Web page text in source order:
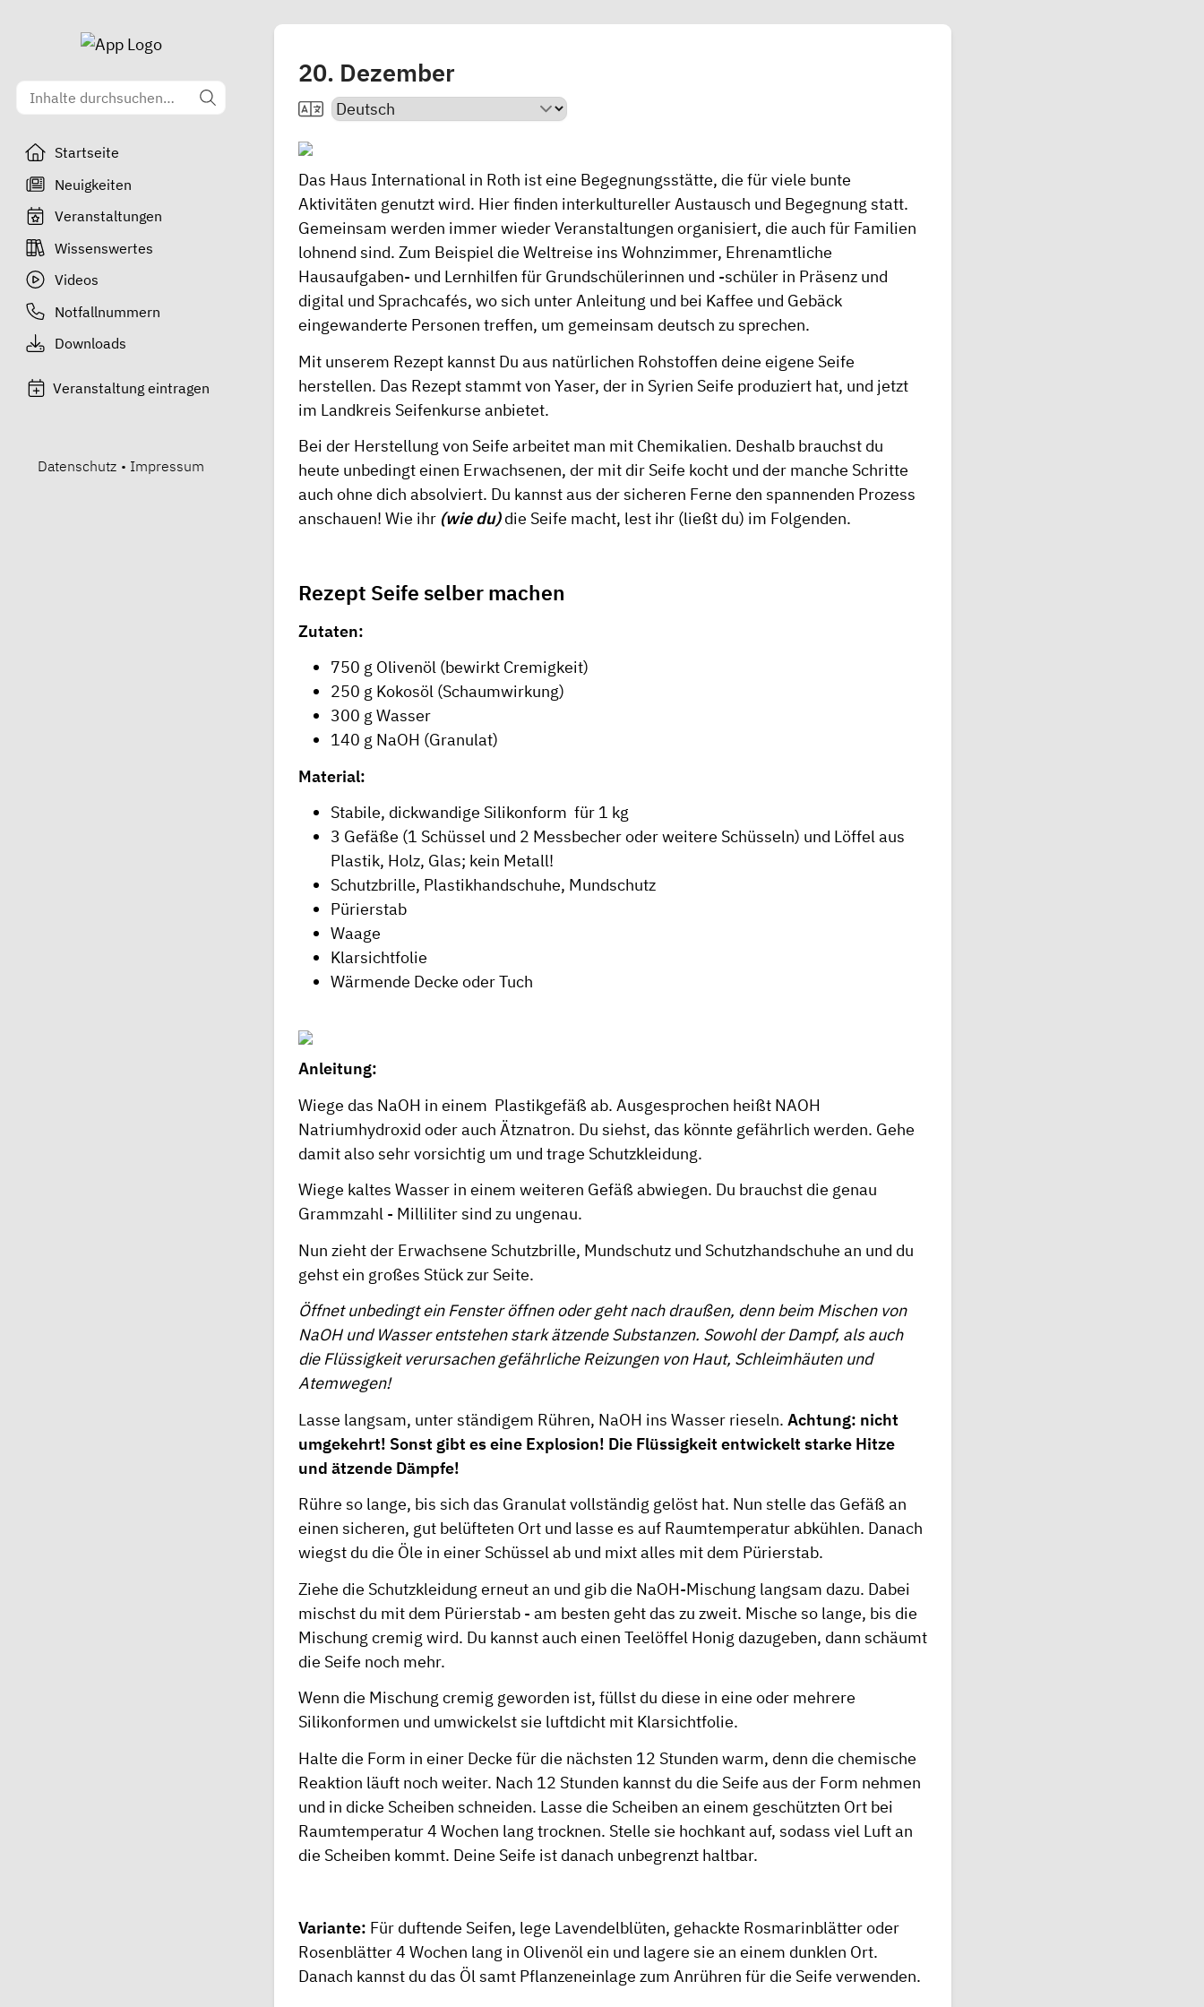
Startseite
Neuigkeiten
Veranstaltungen
Wissenswertes
Videos
Notfallnummern
Downloads
Veranstaltung eintragen
Datenschutz • Impressum
20. Dezember
Das Haus International in Roth ist eine Begegnungsstätte, die für viele bunte
Aktivitäten genutzt wird. Hier finden interkultureller Austausch und Begegnung statt.
Gemeinsam werden immer wieder Veranstaltungen organisiert, die auch für Familien
lohnend sind. Zum Beispiel die Weltreise ins Wohnzimmer, Ehrenamtliche
Hausaufgaben- und Lernhilfen für Grundschülerinnen und -schüler in Präsenz und
digital und Sprachcafés, wo sich unter Anleitung und bei Kaffee und Gebäck
eingewanderte Personen treffen, um gemeinsam deutsch zu sprechen.
Mit unserem Rezept kannst Du aus natürlichen Rohstoffen deine eigene Seife
herstellen. Das Rezept stammt von Yaser, der in Syrien Seife produziert hat, und jetzt
im Landkreis Seifenkurse anbietet.
Bei der Herstellung von Seife arbeitet man mit Chemikalien. Deshalb brauchst du
heute unbedingt einen Erwachsenen, der mit dir Seife kocht und der manche Schritte
auch ohne dich absolviert. Du kannst aus der sicheren Ferne den spannenden Prozess
anschauen! Wie ihr (wie du)die Seife macht, lest ihr (ließt du) im Folgenden.
Rezept Seife selber machen
Zutaten:
750 g Olivenöl (bewirkt Cremigkeit)
250 g Kokosöl (Schaumwirkung)
300 g Wasser
140 g NaOH (Granulat)
Material:
Stabile, dickwandige Silikonform für 1 kg
3 Gefäße (1 Schüssel und 2 Messbecher oder weitere Schüsseln) und Löffel aus
Plastik, Holz, Glas; kein Metall!
Schutzbrille, Plastikhandschuhe, Mundschutz
Pürierstab
Waage
Klarsichtfolie
Wärmende Decke oder Tuch
Anleitung:
Wiege das NaOH in einem Plastikgefäß ab. Ausgesprochen heißt NAOH
Natriumhydroxid oder auch Ätznatron. Du siehst, das könnte gefährlich werden. Gehe
damit also sehr vorsichtig um und trage Schutzkleidung.
Wiege kaltes Wasser in einem weiteren Gefäß abwiegen. Du brauchst die genau
Grammzahl - Milliliter sind zu ungenau.
Nun zieht der Erwachsene Schutzbrille, Mundschutz und Schutzhandschuhe an und du
gehst ein großes Stück zur Seite.
Öffnet unbedingt ein Fenster öffnen oder geht nach draußen, denn beim Mischen von
NaOH und Wasser entstehen stark ätzende Substanzen. Sowohl der Dampf, als auch
die Flüssigkeit verursachen gefährliche Reizungen von Haut, Schleimhäuten und
Atemwegen!
Lasse langsam, unter ständigem Rühren, NaOH ins Wasser rieseln. Achtung: nicht
umgekehrt! Sonst gibt es eine Explosion! Die Flüssigkeit entwickelt starke Hitze
und ätzende Dämpfe!
Rühre so lange, bis sich das Granulat vollständig gelöst hat. Nun stelle das Gefäß an
einen sicheren, gut belüfteten Ort und lasse es auf Raumtemperatur abkühlen. Danach
wiegst du die Öle in einer Schüssel ab und mixt alles mit dem Pürierstab.
Ziehe die Schutzkleidung erneut an und gib die NaOH-Mischung langsam dazu. Dabei
mischst du mit dem Pürierstab - am besten geht das zu zweit. Mische so lange, bis die
Mischung cremig wird. Du kannst auch einen Teelöffel Honig dazugeben, dann schäumt
die Seife noch mehr.
Wenn die Mischung cremig geworden ist, füllst du diese in eine oder mehrere
Silikonformen und umwickelst sie luftdicht mit Klarsichtfolie.
Halte die Form in einer Decke für die nächsten 12 Stunden warm, denn die chemische
Reaktion läuft noch weiter. Nach 12 Stunden kannst du die Seife aus der Form nehmen
und in dicke Scheiben schneiden. Lasse die Scheiben an einem geschützten Ort bei
Raumtemperatur 4 Wochen lang trocknen. Stelle sie hochkant auf, sodass viel Luft an
die Scheiben kommt. Deine Seife ist danach unbegrenzt haltbar.
Variante: Für duftende Seifen, lege Lavendelblüten, gehackte Rosmarinblätter oder
Rosenblätter 4 Wochen lang in Olivenöl ein und lagere sie an einem dunklen Ort.
Danach kannst du das Öl samt Pflanzeneinlage zum Anrühren für die Seife verwenden.